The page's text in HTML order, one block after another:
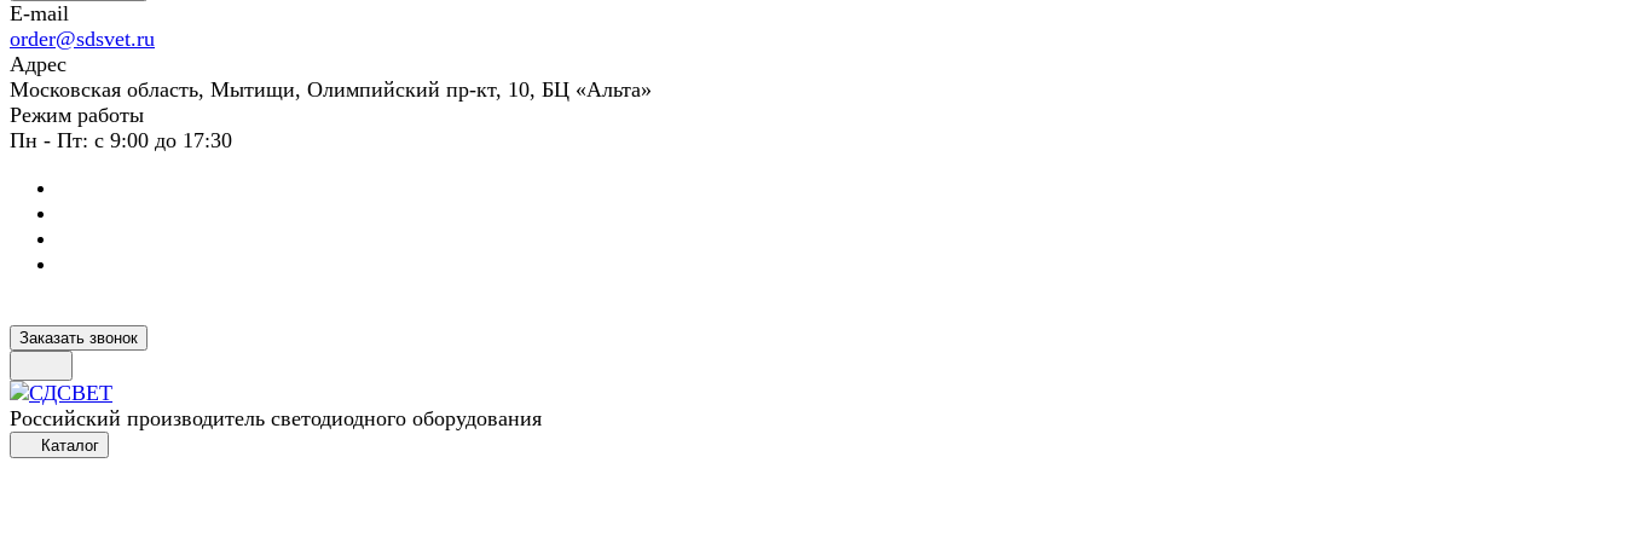
E-mail
order@sdsvet.ru
Адрес
Московская область, Мытищи, Олимпийский пр-кт, 10, БЦ «Альта»
Режим работы
Пн - Пт: с 9:00 до 17:30
Заказать звонок
Российский производитель светодиодного оборудования
Каталог